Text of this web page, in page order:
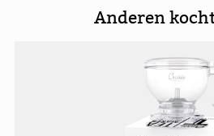
Anderen